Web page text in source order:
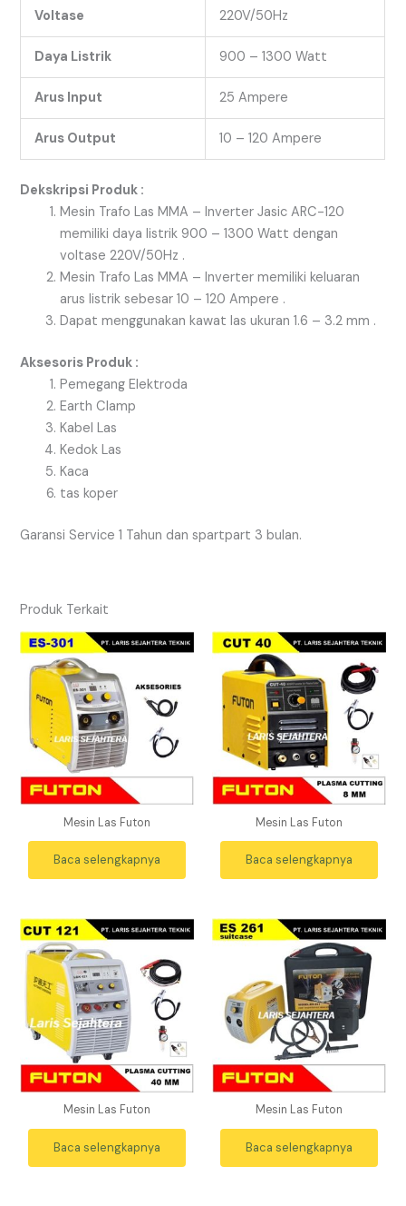
Voltase 220V/50Hz
Daya Listrik 900 – 1300 Watt
Arus Input 25 Ampere
Arus Output 10 – 120 Ampere
Dekskripsi Produk :
Mesin Trafo Las MMA – Inverter Jasic ARC-120
memiliki daya listrik 900 – 1300 Watt dengan
voltase 220V/50Hz .
Mesin Trafo Las MMA – Inverter memiliki keluaran
arus listrik sebesar 10 – 120 Ampere .
Dapat menggunakan kawat las ukuran 1.6 – 3.2 mm .
Aksesoris Produk :
Pemegang Elektroda
Earth Clamp
Kabel Las
Kedok Las
Kaca
tas koper
Garansi Service 1 Tahun dan spartpart 3 bulan.
Produk Terkait
Mesin Las Futon
Baca selengkapnya
Mesin Las Futon
Baca selengkapnya
Mesin Las Futon
Baca selengkapnya
Mesin Las Futon
Baca selengkapnya